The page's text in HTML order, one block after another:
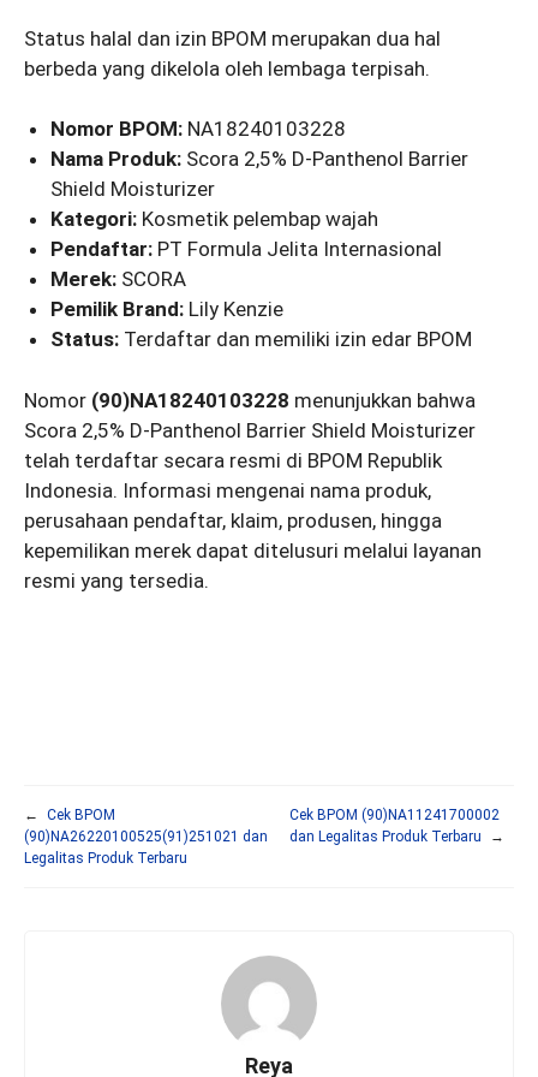
Status halal dan izin BPOM merupakan dua hal
berbeda yang dikelola oleh lembaga terpisah.
Nomor BPOM: NA18240103228
Nama Produk: Scora 2,5% D-Panthenol Barrier
Shield Moisturizer
Kategori: Kosmetik pelembap wajah
Pendaftar: PT Formula Jelita Internasional
Merek: SCORA
Pemilik Brand: Lily Kenzie
Status: Terdaftar dan memiliki izin edar BPOM
Nomor (90)NA18240103228 menunjukkan bahwa
Scora 2,5% D-Panthenol Barrier Shield Moisturizer
telah terdaftar secara resmi di BPOM Republik
Indonesia. Informasi mengenai nama produk,
perusahaan pendaftar, klaim, produsen, hingga
kepemilikan merek dapat ditelusuri melalui layanan
resmi yang tersedia.
←
Cek BPOM
(90)NA26220100525(91)251021 dan
Legalitas Produk Terbaru
Cek BPOM (90)NA11241700002
dan Legalitas Produk Terbaru
→
Reya